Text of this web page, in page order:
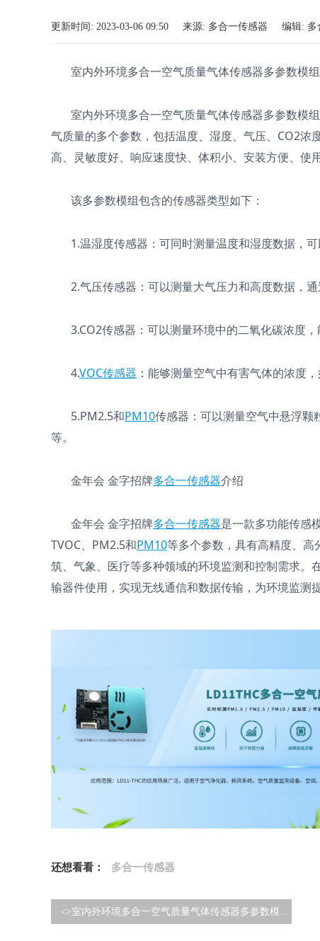
更新时间: 2023-03-06 09:50 来源: 多合一传感器 编辑: 多
室内外环境多合一空气质量气体传感器多参数模
室内外环境多合一空气质量气体传感器多参数模
气质量的多个参数，包括温度、湿度、气压、CO2浓
高、灵敏度好、响应速度快、体积小、安装方便、使用简便
该多参数模组包含的传感器类型如下：
1.温湿度传感器：可同时测量温度和湿度数据，
2.气压传感器：可以测量大气压力和高度数据，
3.CO2传感器：可以测量环境中的二氧化碳浓度
4.VOC传感器 ：能够测量空气中有害气体的浓度
5.PM2.5和PM10传感器：可以测量空气中悬浮颗
等。
金年会 金字招牌多合一传感器介绍
金年会 金字招牌多合一传感器是一款多功能传感
TVOC、PM2.5和PM10等多个参数，具有高精度、
筑、气象、医疗等多种领域的环境监测和控制需求。
输器件使用，实现无线通信和数据传输，为环境监测
还想看看： 多合一传感器
<>室内外环境多合一空气质量气体传感器多参数模组特点